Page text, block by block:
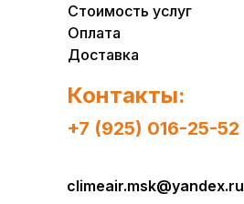
climeair.msk@yandex.ru
Стоимость услуг
Оплата
Доставка
+7 (925) 016-25-52
Контакты: